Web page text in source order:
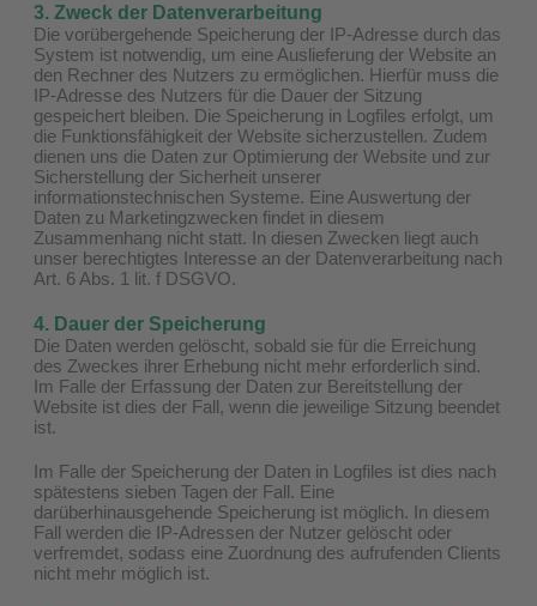
3. Zweck der Datenverarbeitung
Die vorübergehende Speicherung der IP-Adresse durch das
System ist notwendig, um eine Auslieferung der Website an
den Rechner des Nutzers zu ermöglichen. Hierfür muss die
IP-Adresse des Nutzers für die Dauer der Sitzung
gespeichert bleiben. Die Speicherung in Logfiles erfolgt, um
die Funktionsfähigkeit der Website sicherzustellen. Zudem
dienen uns die Daten zur Optimierung der Website und zur
Sicherstellung der Sicherheit unserer
informationstechnischen Systeme. Eine Auswertung der
Daten zu Marketingzwecken findet in diesem
Zusammenhang nicht statt. In diesen Zwecken liegt auch
unser berechtigtes Interesse an der Datenverarbeitung nach
Art. 6 Abs. 1 lit. f DSGVO.
4. Dauer der Speicherung
Die Daten werden gelöscht, sobald sie für die Erreichung
des Zweckes ihrer Erhebung nicht mehr erforderlich sind.
Im Falle der Erfassung der Daten zur Bereitstellung der
Website ist dies der Fall, wenn die jeweilige Sitzung beendet
ist.
Im Falle der Speicherung der Daten in Logfiles ist dies nach
spätestens sieben Tagen der Fall. Eine
darüberhinausgehende Speicherung ist möglich. In diesem
Fall werden die IP-Adressen der Nutzer gelöscht oder
verfremdet, sodass eine Zuordnung des aufrufenden Clients
nicht mehr möglich ist.